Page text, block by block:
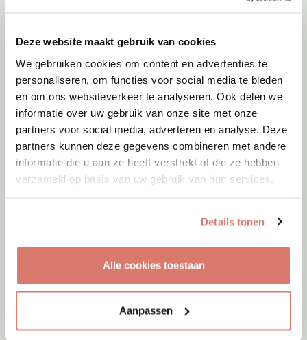
Deze website maakt gebruik van cookies
We gebruiken cookies om content en advertenties te
personaliseren, om functies voor social media te bieden
en om ons websiteverkeer te analyseren. Ook delen we
informatie over uw gebruik van onze site met onze
partners voor social media, adverteren en analyse. Deze
partners kunnen deze gegevens combineren met andere
informatie die u aan ze heeft verstrekt of die ze hebben
verzameld op basis van uw gebruik van hun services.
Details tonen
Alle cookies toestaan
Aanpassen
Woozles